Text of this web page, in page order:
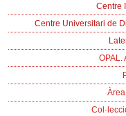
Centre
Centre Universitari de
OPAL.